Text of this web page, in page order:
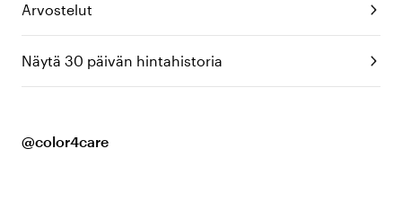
Arvostelut
Näytä 30 päivän hintahistoria
@color4care